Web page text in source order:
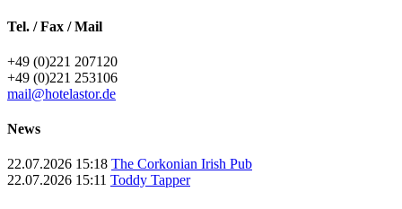
Tel. / Fax / Mail
+49 (0)221 207120
+49 (0)221 253106
mail@hotelastor.de
News
22.07.2026 15:18 The Corkonian Irish Pub
22.07.2026 15:11 Toddy Tapper